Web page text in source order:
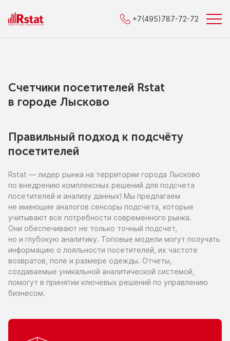
+7(495)787-72-72
Счетчики посетителей Rstat
в городe Лысково
Правильный подход к подсчёту
посетителей
Rstat — лидер рынка на территории города Лысково
по внедрению комплексных решений для подсчета
посетителей и анализу данных! Мы предлагаем
не имеющие аналогов сенсоры подсчета, которые
учитывают все потребности современного рынка.
Они обеспечивают не только точный подсчет,
но и глубокую аналитику. Топовые модели могут получать
информацию о лояльности посетителей, их частоте
возвратов, поле и размере одежды. Отчеты,
создаваемые уникальной аналитической системой,
помогут в принятии ключевых решений по управлению
бизнесом.